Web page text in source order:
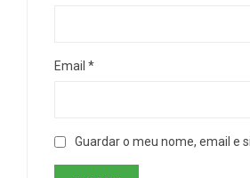
Email *
Guardar o meu nome, email e